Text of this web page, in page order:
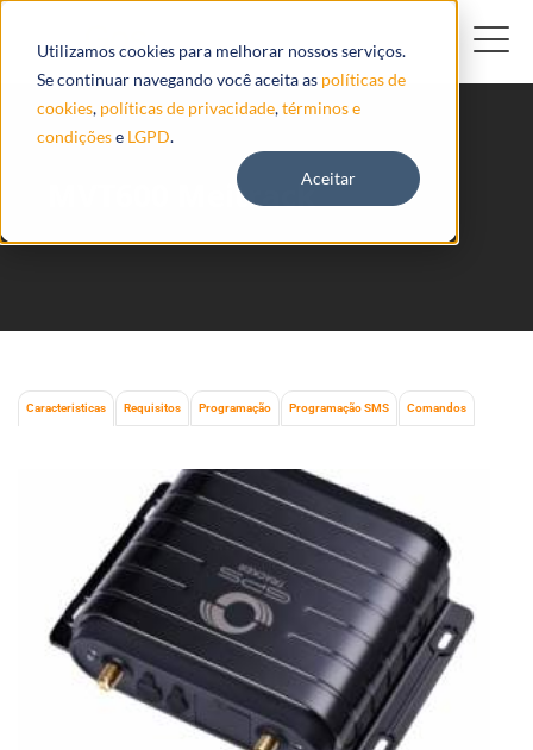
Utilizamos cookies para melhorar nossos serviços.
Se continuar navegando você aceita as políticas de
cookies, políticas de privacidade,términos e
condiçõese LGPD.
Aceitar
MVT600 Meitrack
Caracteristicas Requisitos Programação Programação SMS Comandos